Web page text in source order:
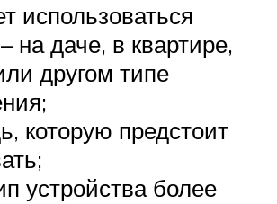
использоваться
на даче, в квартире,
другом типе
которую предстоит
устройства более